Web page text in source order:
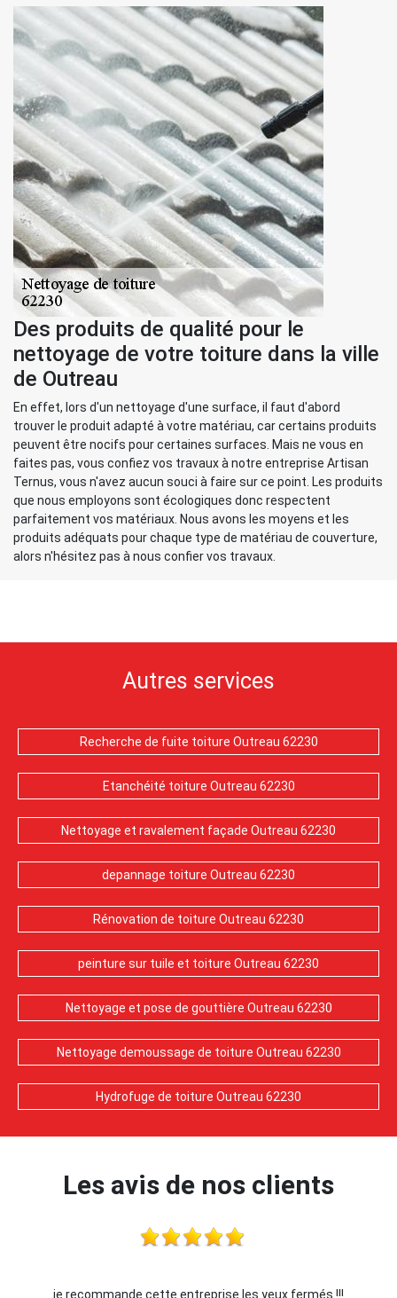
Des produits de qualité pour le
nettoyage de votre toiture dans la ville
de Outreau
En effet, lors d'un nettoyage d'une surface, il faut d'abord
trouver le produit adapté à votre matériau, car certains produits
peuvent être nocifs pour certaines surfaces. Mais ne vous en
faites pas, vous confiez vos travaux à notre entreprise Artisan
Ternus, vous n'avez aucun souci à faire sur ce point. Les produits
que nous employons sont écologiques donc respectent
parfaitement vos matériaux. Nous avons les moyens et les
produits adéquats pour chaque type de matériau de couverture,
alors n'hésitez pas à nous confier vos travaux.
Autres services
Recherche de fuite toiture Outreau 62230
Etanchéité toiture Outreau 62230
Nettoyage et ravalement façade Outreau 62230
depannage toiture Outreau 62230
Rénovation de toiture Outreau 62230
peinture sur tuile et toiture Outreau 62230
Nettoyage et pose de gouttière Outreau 62230
Nettoyage demoussage de toiture Outreau 62230
Hydrofuge de toiture Outreau 62230
Les avis de nos clients
je recommande cette entreprise les yeux fermés !!!